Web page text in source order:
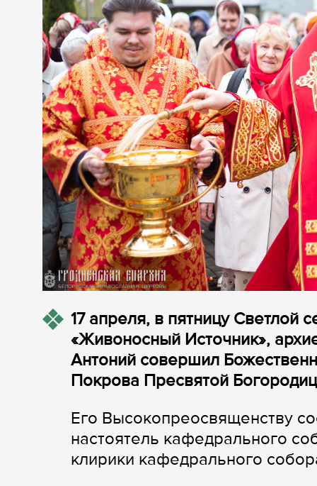
17 апреля, в пятницу Светлой
«Живоносный Источник»,
Антоний совершил
Покрова Пресвятой
Его Высокопреосвященству
настоятель кафедрального
клирики кафедрального